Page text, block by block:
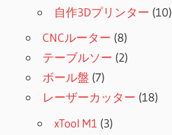
自作3Dプリンター (10)
CNCルーター (8)
テーブルソー (2)
ボール盤 (7)
レーザーカッター (18)
xTool M1 (3)